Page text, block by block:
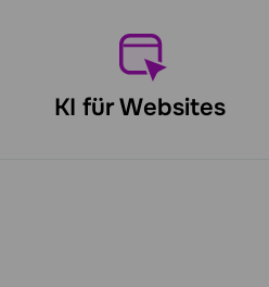
KI für Websites